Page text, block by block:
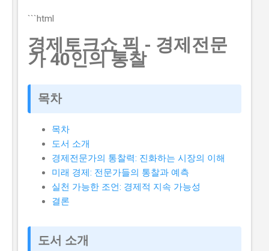
각이 있습니다. 하지만 이러한 생각은 모두입니다. 이 글
를 신청할 수 있는 방법과 자격요건을 구체적으로 설명하
겠습니다. 또한, 지원금액과 실제 혜택에 대해서도 자세히
린지 참여기업 모집 연장 공고를 신청하여 소상공인 지원
금 을 받으세요. 📋 목차 이 사업, 정말 받을 수 있을까? 신
청 자격과 준비물 지원 내용과 실제 혜택 단계별 신청 방
법 탈락하는 이유와 합격 전략 지금 신청하러 가기 이 사
업, 정말 받을 수 있을까? 이 사업이 뭔지, 지원 규모, 연간
선발 인원, 경쟁률 2026년 -브랜드 챌린지 참여기업 모집
연장 공고는 중소벤처기업부 에서 추진하는 사업으로, 중
소기업의 경쟁력을 강화하고 일자리를 창출하는 것을 목
표로 합니다. 지원 규모는 총 5천만 원 이고, 연간 선발 인
업과 비교 (예비 초기 등 구체적 차이점) 2026년 -브랜드
챌린지 참여기업 모집 연장 공고와 유사한 사업으...
```html
경제토크쇼 픽 - 경제전문
가 40인의 통찰
목차
목차
도서 소개
경제전문가의 통찰력: 진화하는 시장의 이해
미래 경제: 전문가들의 통찰과 예측
실천 가능한 조언: 경제적 지속 가능성
결론
도서 소개